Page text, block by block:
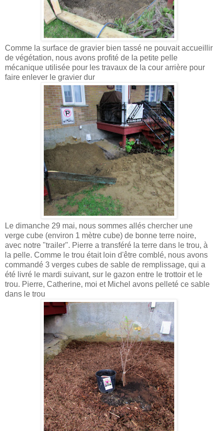
Comme la surface de gravier bien tassé ne pouvait accueillir
de végétation, nous avons profité de la petite pelle
mécanique utilisée pour les travaux de la cour arrière pour
faire enlever le gravier dur
Le dimanche 29 mai, nous sommes allés chercher une
verge cube (environ 1 mètre cube) de bonne terre noire,
avec notre "trailer". Pierre a transféré la terre dans le trou, à
la pelle. Comme le trou était loin d'être comblé, nous avons
commandé 3 verges cubes de sable de remplissage, qui a
été livré le mardi suivant, sur le gazon entre le trottoir et le
trou. Pierre, Catherine, moi et Michel avons pelleté ce sable
dans le trou